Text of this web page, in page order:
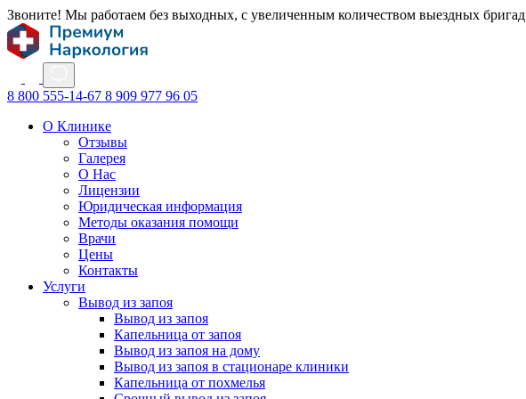
Звоните! Мы работаем без выходных, с увеличенным количеством выездных бригад
8 800 555-14-67 8 909 977 96 05
О Клинике
Отзывы
Галерея
О Нас
Лицензии
Юридическая информация
Методы оказания помощи
Врачи
Цены
Контакты
Услуги
Вывод из запоя
Вывод из запоя
Капельница от запоя
Вывод из запоя на дому
Вывод из запоя в стационаре клиники
Капельница от похмелья